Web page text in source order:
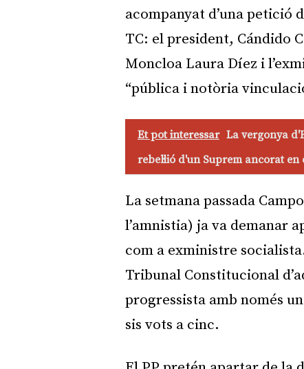
acompanyat d’una petició
TC: el president, Cándido
Moncloa Laura Díez i
“pública i notòria
Et pot interessar La vergonya
rebel·lió d'un Suprem ancorat
La setmana passada
l’amnistia) ja va demanar
com a exministre
Tribunal Constitucional
progressista amb només
sis vots a cinc.